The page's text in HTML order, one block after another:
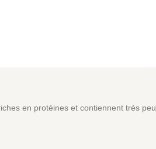
en protéines et contiennent très peu